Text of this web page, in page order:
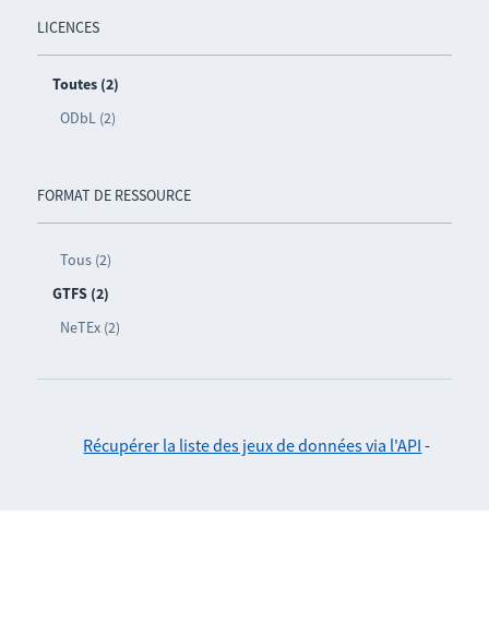
LICENCES
Toutes (2)
ODbL (2)
FORMAT DE RESSOURCE
Tous (2)
GTFS (2)
NeTEx (2)
Récupérer la liste des jeux de données via l'API -